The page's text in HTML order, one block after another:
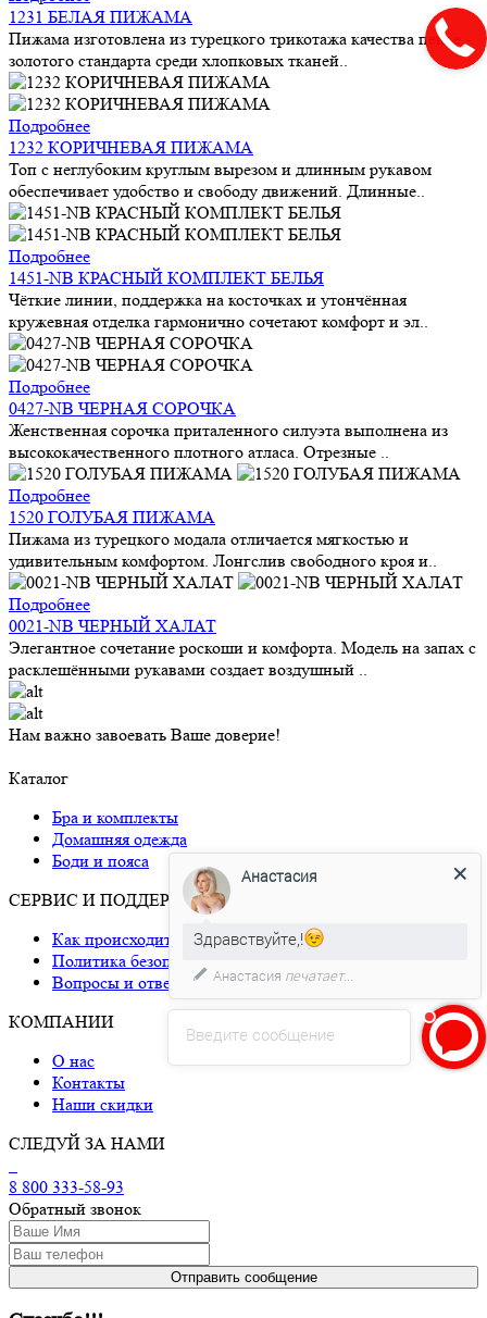
1231 БЕЛАЯ ПИЖАМА
Пижама изготовлена из турецкого трикотажа качества пенье -
золотого стандарта среди хлопковых тканей..
Подробнее
1232 КОРИЧНЕВАЯ ПИЖАМА
Топ с неглубоким круглым вырезом и длинным рукавом
обеспечивает удобство и свободу движений. Длинные..
Подробнее
1451-NB КРАСНЫЙ КОМПЛЕКТ БЕЛЬЯ
Чёткие линии, поддержка на косточках и утончённая
кружевная отделка гармонично сочетают комфорт и эл..
Подробнее
0427-NB ЧЕРНАЯ СОРОЧКА
Женственная сорочка приталенного силуэта выполнена из
высококачественного плотного атласа. Отрезные ..
Подробнее
1520 ГОЛУБАЯ ПИЖАМА
Пижама из турецкого модала отличается мягкостью и
удивительным комфортом. Лонгслив свободного кроя и..
Подробнее
0021-NB ЧЕРНЫЙ ХАЛАТ
Элегантное сочетание роскоши и комфорта. Модель на запах с
расклешёнными рукавами создает воздушный ..
Нам важно завоевать Ваше доверие!
Каталог
Бра и комплекты
Домашняя одежда
Боди и пояса
СЕРВИС И ПОДДЕРЖКА
Как происходит доставка
Политика безопасности
Вопросы и ответы
КОМПАНИИ
О нас
Контакты
Наши скидки
СЛЕДУЙ ЗА НАМИ
8 800 333-58-93
Обратный звонок
Введите сообщение
Анастасия
Здравствуйте,!
Анастасия печатает...